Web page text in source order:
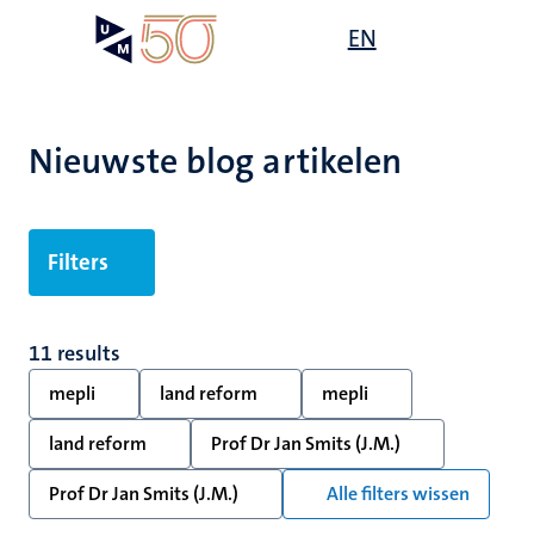
gaan
EN
Nieuwste blog artikelen
Filters
11 results
mepli land reform
mepli
land reform
Prof Dr Jan Smits (J.M.)
Prof Dr Jan Smits (J.M.)
Alle filters wissen